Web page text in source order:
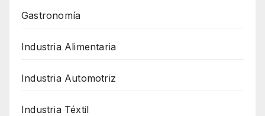
Gastronomía
Industria Alimentaria
Industria Automotriz
Industria Téxtil